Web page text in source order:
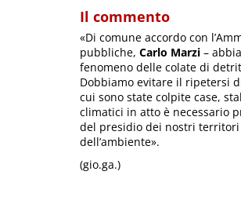
Il commento
«Di comune accordo con
pubbliche, Carlo Marzi –
fenomeno delle colate di
Dobbiamo evitare il ripetersi
cui sono state colpite case,
climatici in atto è necessario
del presidio dei nostri territori
dell’ambiente».
(gio.ga.)